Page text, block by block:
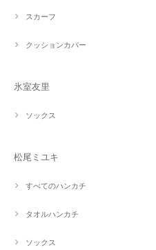
スカーフ
クッションカバー
氷室友里
ソックス
松尾ミユキ
すべてのハンカチ
タオルハンカチ
ソックス